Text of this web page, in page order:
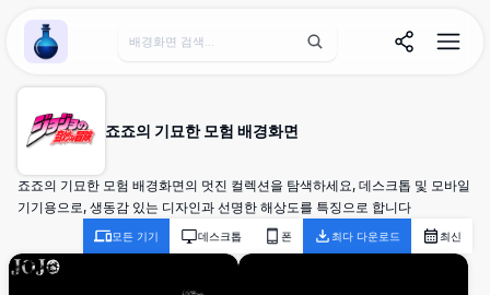
Wallpaper Alchemy
죠죠의 기묘한 모험 배경화면
죠죠의 기묘한 모험 배경화면의 멋진 컬렉션을 탐색하세요, 데스크톱 및 모바일
기기용으로, 생동감 있는 디자인과 선명한 해상도를 특징으로 합니다
모든 기기 데스크톱 폰 최다 다운로드 최신